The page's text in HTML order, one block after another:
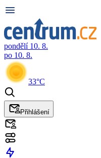
pondělí 10. 8.
po 10. 8.
33°C
Přihlášení